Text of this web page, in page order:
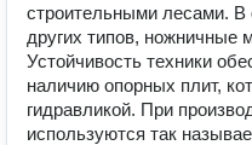
строительными лесами. В
других типов, ножничные
Устойчивость техники
наличию опорных плит,
гидравликой. При
используются так